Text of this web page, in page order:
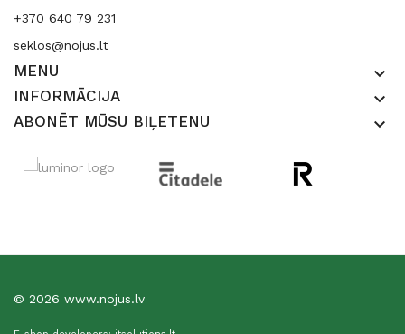
+370 640 79 231
seklos@nojus.lt
MENU keyboard_arrow_down
INFORMĀCIJA keyboard_arrow_down
ABONĒT MŪSU BIĻETENU keyboard_arrow_down
© 2026 www.nojus.lv